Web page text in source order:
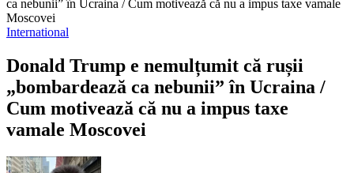
ca nebunii” în Ucraina / Cum motivează că nu a impus taxe vamale
Moscovei
International
Donald Trump e nemulțumit că rușii
„bombardează ca nebunii” în Ucraina /
Cum motivează că nu a impus taxe
vamale Moscovei